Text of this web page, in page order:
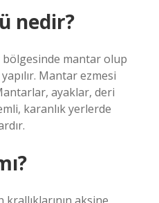
nedir?
mantar olup
Mantar ezmesi
ayaklar, deri
karanlık yerlerde